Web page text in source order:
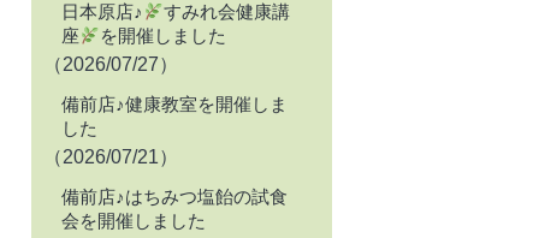
日本原店♪
すみれ会健康講
座
を開催しました
（2026/07/27）
備前店♪健康教室を開催しま
した
（2026/07/21）
備前店♪はちみつ塩飴の試食
会を開催しました